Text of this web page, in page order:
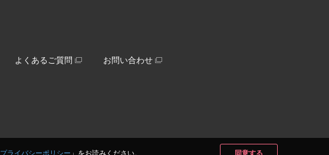
プライバシーポリシー 」をお読みください。 同意する
よくあるご質問 お問い合わせ